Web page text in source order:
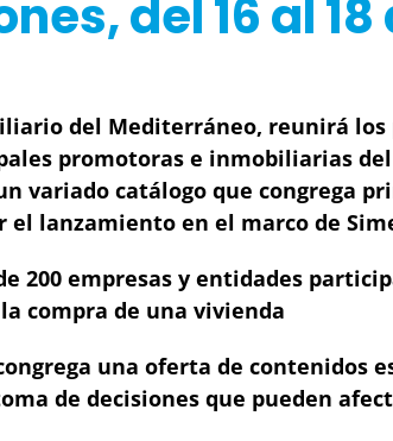
del 16 al
del Mediterráneo, reunirá los
promotoras e inmobiliarias
variado catálogo que congrega
el lanzamiento en el marco de
200 empresas y entidades
compra de una vivienda
una oferta de contenidos
de decisiones que pueden